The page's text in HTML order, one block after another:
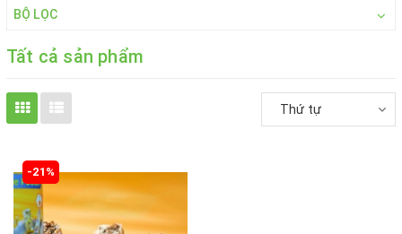
BỘ LỌC
Tất cả sản phẩm
Thứ tự
-21%